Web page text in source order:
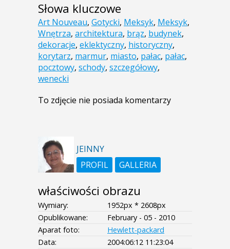
Słowa kluczowe
Art Nouveau, Gotycki, Meksyk, Meksyk,
Wnętrza, architektura, brąz, budynek,
dekoracje, eklektyczny, historyczny,
korytarz, marmur, miasto, pałac, pałac,
pocztowy, schody, szczegółowy,
wenecki
To zdjęcie nie posiada komentarzy
JEINNY
PROFIL
GALLERIA
właściwości obrazu
Wymiary:
1952px * 2608px
Opublikowane:
February - 05 - 2010
Aparat foto:
Hewlett-packard
Data:
2004:06:12 11:23:04